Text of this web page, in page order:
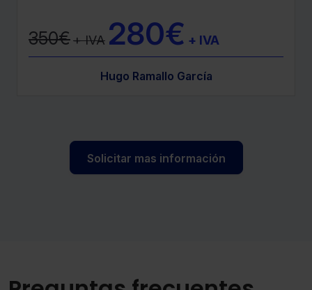
350€+ IVA 280€ + IVA
Hugo Ramallo García
Solicitar mas información